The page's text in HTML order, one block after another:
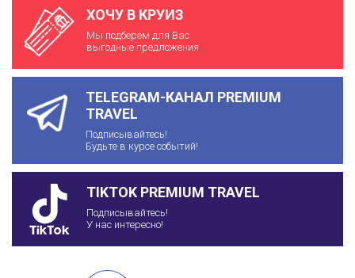
ХОЧУ В КРУИЗ
Мы подберем для Вас
выгодные предложения
TELEGRAM-КАНАЛ PREMIUM
TRAVEL
Подписывайтесь!
Будьте в курсе событий!
TIKTOK PREMIUM TRAVEL
Подписывайтесь!
У нас интересно!